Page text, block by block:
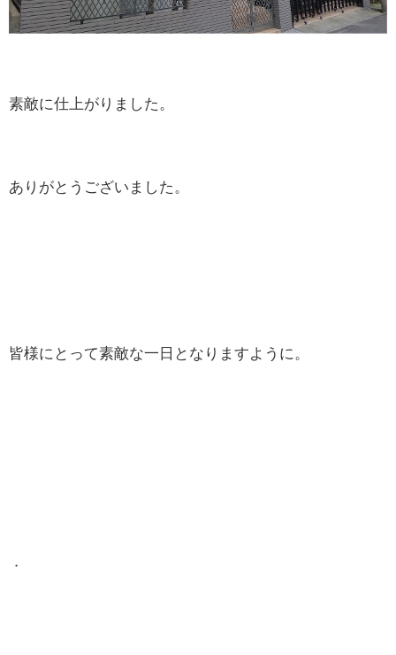
素敵に仕上がりました。
ありがとうございました。
皆様にとって素敵な一日となりますように。